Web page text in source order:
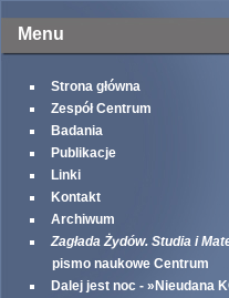
Menu
Strona główna
Zespół Centrum
Badania
Publikacje
Linki
Kontakt
Archiwum
Zagłada Żydów. Studia i
pismo naukowe Centrum
Dalej jest noc - »Nieudana